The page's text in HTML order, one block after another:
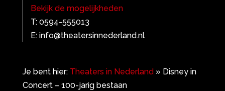
Bekijk de mogelijkheden
T: 0594-555013
E: info@theatersinnederland.nl
Je bent hier: Theaters in Nederland» Disney in
Concert – 100-jarig bestaan